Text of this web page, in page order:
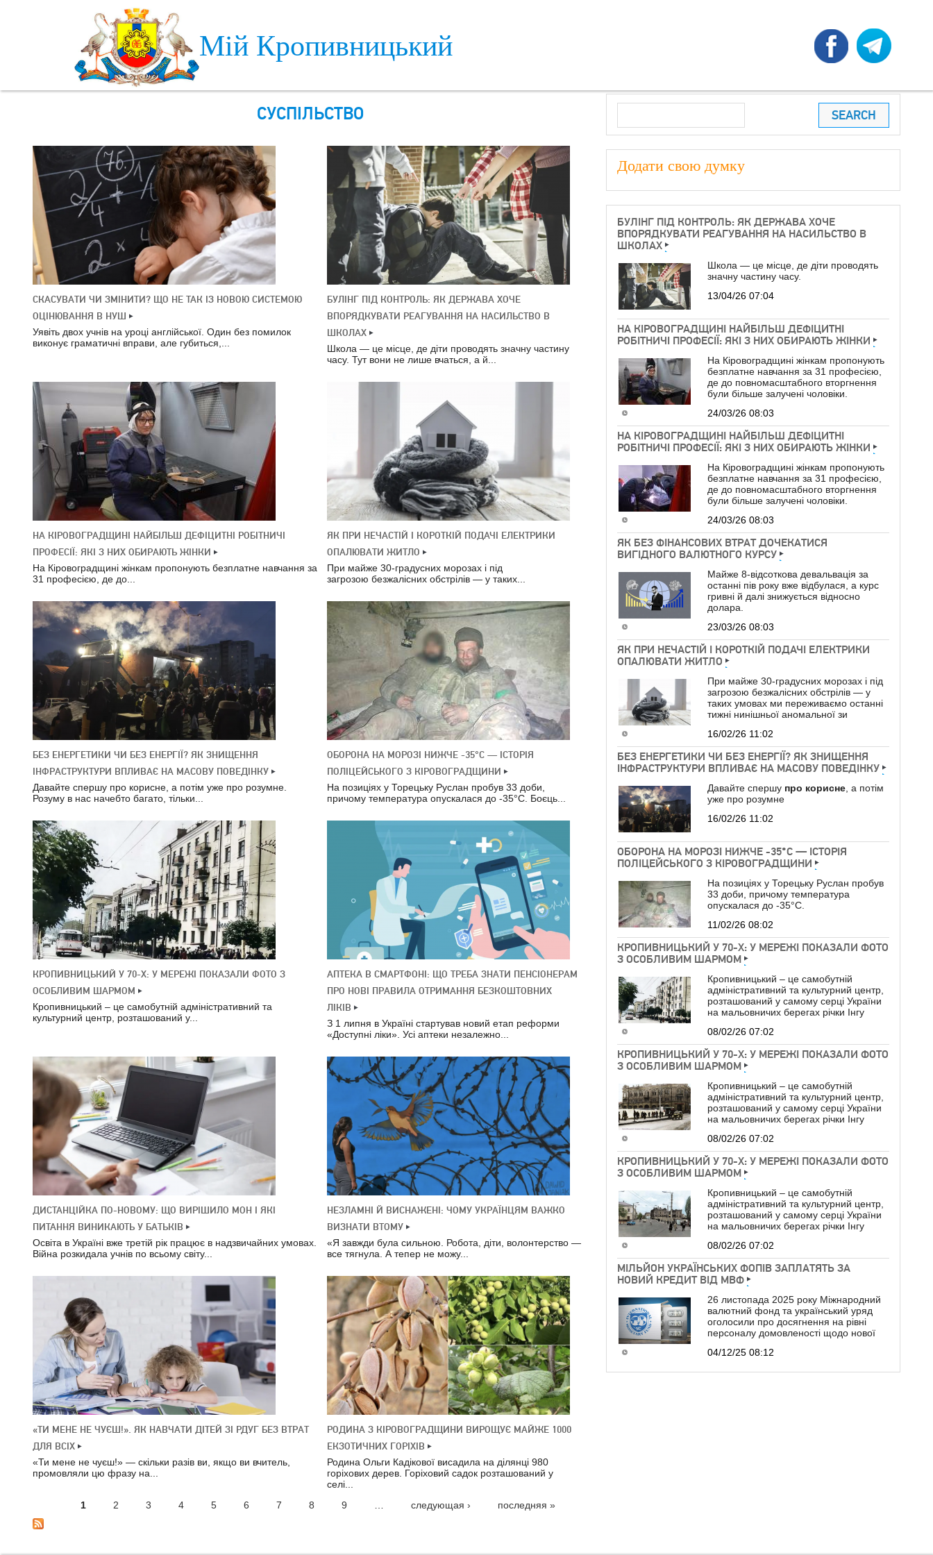
Мій Кропивницький
СУСПІЛЬСТВО
СКАСУВАТИ ЧИ ЗМІНИТИ? ЩО НЕ ТАК ІЗ НОВОЮ СИСТЕМОЮ
ОЦІНЮВАННЯ В НУШ
Уявіть двох учнів на уроці англійської. Один без помилок
виконує граматичні вправи, але губиться,...
БУЛІНГ ПІД КОНТРОЛЬ: ЯК ДЕРЖАВА ХОЧЕ
ВПОРЯДКУВАТИ РЕАГУВАННЯ НА НАСИЛЬСТВО В
ШКОЛАХ
Школа — це місце, де діти проводять значну частину
часу. Тут вони не лише вчаться, а й...
НА КІРОВОГРАДЩИНІ НАЙБІЛЬШ ДЕФІЦИТНІ РОБІТНИЧІ
ПРОФЕСІЇ: ЯКІ З НИХ ОБИРАЮТЬ ЖІНКИ
На Кіровоградщині жінкам пропонують безплатне навчання за
31 професією, де до...
ЯК ПРИ НЕЧАСТІЙ І КОРОТКІЙ ПОДАЧІ ЕЛЕКТРИКИ
ОПАЛЮВАТИ ЖИТЛО
При майже 30-градусних морозах і під
загрозою безжалісних обстрілів — у таких...
БЕЗ ЕНЕРГЕТИКИ ЧИ БЕЗ ЕНЕРГІЇ? ЯК ЗНИЩЕННЯ
ІНФРАСТРУКТУРИ ВПЛИВАЄ НА МАСОВУ ПОВЕДІНКУ
Давайте спершу про корисне, а потім уже про розумне.
Розуму в нас начебто багато, тільки...
ОБОРОНА НА МОРОЗІ НИЖЧЕ -35°C — ІСТОРІЯ
ПОЛІЦЕЙСЬКОГО З КІРОВОГРАДЩИНИ
На позиціях у Торецьку Руслан пробув 33 доби,
причому температура опускалася до -35°C. Боєць...
КРОПИВНИЦЬКИЙ У 70-Х: У МЕРЕЖІ ПОКАЗАЛИ ФОТО З
ОСОБЛИВИМ ШАРМОМ
Кропивницький – це самобутній адміністративний та
культурний центр, розташований у...
АПТЕКА В СМАРТФОНІ: ЩО ТРЕБА ЗНАТИ ПЕНСІОНЕРАМ
ПРО НОВІ ПРАВИЛА ОТРИМАННЯ БЕЗКОШТОВНИХ
ЛІКІВ
З 1 липня в Україні стартував новий етап реформи
«Доступні ліки». Усі аптеки незалежно...
ДИСТАНЦІЙКА ПО-НОВОМУ: ЩО ВИРІШИЛО МОН І ЯКІ
ПИТАННЯ ВИНИКАЮТЬ У БАТЬКІВ
Освіта в Україні вже третій рік працює в надзвичайних умовах.
Війна розкидала учнів по всьому світу...
НЕЗЛАМНІ Й ВИСНАЖЕНІ: ЧОМУ УКРАЇНЦЯМ ВАЖКО
ВИЗНАТИ ВТОМУ
«Я завжди була сильною. Робота, діти, волонтерство —
все тягнула. А тепер не можу...
«ТИ МЕНЕ НЕ ЧУЄШ!». ЯК НАВЧАТИ ДІТЕЙ ЗІ РДУГ БЕЗ ВТРАТ
ДЛЯ ВСІХ
«Ти мене не чуєш!» — скільки разів ви, якщо ви вчитель,
промовляли цю фразу на...
РОДИНА З КІРОВОГРАДЩИНИ ВИРОЩУЄ МАЙЖЕ 1000
ЕКЗОТИЧНИХ ГОРІХІВ
Родина Ольги Кадікової висадила на ділянці 980
горіхових дерев. Горіховий садок розташований у
селі...
1 2 3 4 5 6 7 8 9 следующая › последняя »
Search
Додати свою думку
БУЛІНГ ПІД КОНТРОЛЬ: ЯК ДЕРЖАВА ХОЧЕ
ВПОРЯДКУВАТИ РЕАГУВАННЯ НА НАСИЛЬСТВО В
ШКОЛАХ
Школа — це місце, де діти проводять
значну частину часу.
13/04/26 07:04
НА КІРОВОГРАДЩИНІ НАЙБІЛЬШ ДЕФІЦИТНІ
РОБІТНИЧІ ПРОФЕСІЇ: ЯКІ З НИХ ОБИРАЮТЬ ЖІНКИ
На Кіровоградщині жінкам пропонують
безплатне навчання за 31 професією,
де до повномасштабного вторгнення
були більше залучені чоловіки.
24/03/26 08:03
НА КІРОВОГРАДЩИНІ НАЙБІЛЬШ ДЕФІЦИТНІ
РОБІТНИЧІ ПРОФЕСІЇ: ЯКІ З НИХ ОБИРАЮТЬ ЖІНКИ
На Кіровоградщині жінкам пропонують
безплатне навчання за 31 професією,
де до повномасштабного вторгнення
були більше залучені чоловіки.
24/03/26 08:03
ЯК БЕЗ ФІНАНСОВИХ ВТРАТ ДОЧЕКАТИСЯ
ВИГІДНОГО ВАЛЮТНОГО КУРСУ
Майже 8-відсоткова девальвація за
останні пів року вже відбулася, а курс
гривні й далі знижується відносно
долара.
23/03/26 08:03
ЯК ПРИ НЕЧАСТІЙ І КОРОТКІЙ ПОДАЧІ ЕЛЕКТРИКИ
ОПАЛЮВАТИ ЖИТЛО
При майже 30-градусних морозах і під
загрозою безжалісних обстрілів — у
таких умовах ми переживаємо останні
тижні нинішньої аномальної зи
16/02/26 11:02
БЕЗ ЕНЕРГЕТИКИ ЧИ БЕЗ ЕНЕРГІЇ? ЯК ЗНИЩЕННЯ
ІНФРАСТРУКТУРИ ВПЛИВАЄ НА МАСОВУ ПОВЕДІНКУ
Давайте спершу про корисне , а потім
уже про розумне
16/02/26 11:02
ОБОРОНА НА МОРОЗІ НИЖЧЕ -35°C — ІСТОРІЯ
ПОЛІЦЕЙСЬКОГО З КІРОВОГРАДЩИНИ
На позиціях у Торецьку Руслан пробув
33 доби, причому температура
опускалася до -35°C.
11/02/26 08:02
КРОПИВНИЦЬКИЙ У 70-Х: У МЕРЕЖІ ПОКАЗАЛИ ФОТО
З ОСОБЛИВИМ ШАРМОМ
Кропивницький – це самобутній
адміністративний та культурний центр,
розташований у самому серці України
на мальовничих берегах річки Інгу
08/02/26 07:02
КРОПИВНИЦЬКИЙ У 70-Х: У МЕРЕЖІ ПОКАЗАЛИ ФОТО
З ОСОБЛИВИМ ШАРМОМ
Кропивницький – це самобутній
адміністративний та культурний центр,
розташований у самому серці України
на мальовничих берегах річки Інгу
08/02/26 07:02
КРОПИВНИЦЬКИЙ У 70-Х: У МЕРЕЖІ ПОКАЗАЛИ ФОТО
З ОСОБЛИВИМ ШАРМОМ
Кропивницький – це самобутній
адміністративний та культурний центр,
розташований у самому серці України
на мальовничих берегах річки Інгу
08/02/26 07:02
МІЛЬЙОН УКРАЇНСЬКИХ ФОПІВ ЗАПЛАТЯТЬ ЗА
НОВИЙ КРЕДИТ ВІД МВФ
26 листопада 2025 року Міжнародний
валютний фонд та український уряд
оголосили про досягнення на рівні
персоналу домовленості щодо нової
04/12/25 08:12